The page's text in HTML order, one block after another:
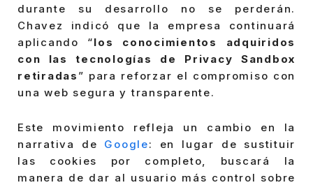
durante su desarrollo no se perderán.
Chavez indicó que la empresa continuará
aplicando “los conocimientos adquiridos
con las tecnologías de Privacy Sandbox
retiradas ” para reforzar el compromiso con
una web segura y transparente.
Este movimiento refleja un cambio en la
narrativa de Google: en lugar de sustituir
las cookies por completo, buscará la
manera de dar al usuario más control sobre